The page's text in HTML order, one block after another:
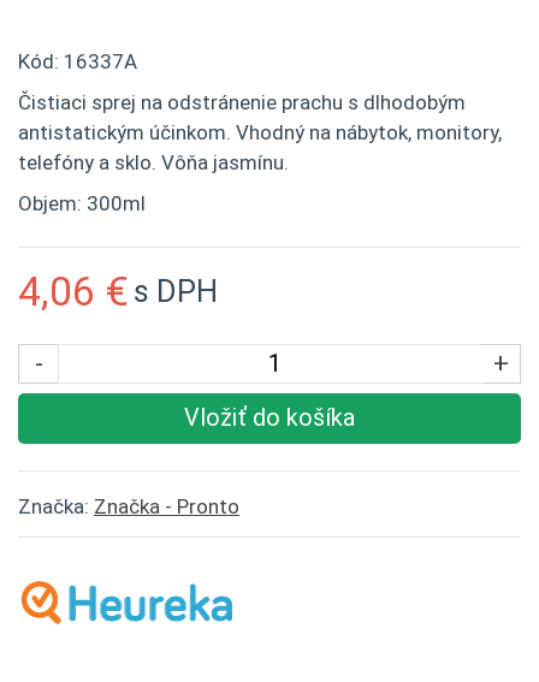
Kód: 16337A
Čistiaci sprej na odstránenie prachu s dlhodobým
antistatickým účinkom. Vhodný na nábytok, monitory,
telefóny a sklo. Vôňa jasmínu.
Objem: 300ml
4,06 € s DPH
- +
Vložiť do košíka
Značka: Značka - Pronto